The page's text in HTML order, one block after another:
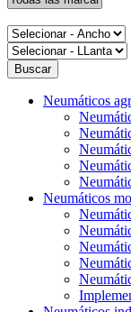
Neumáticos
Neumáticos